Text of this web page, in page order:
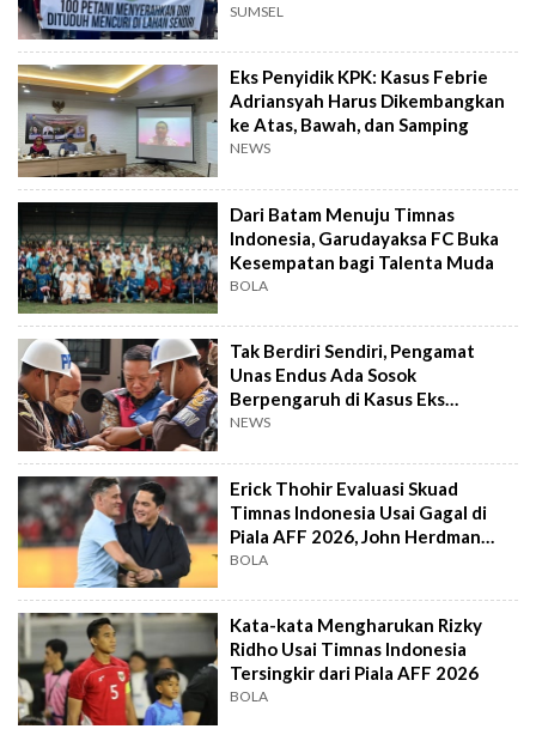
SUMSEL
Eks Penyidik KPK: Kasus Febrie
Adriansyah Harus Dikembangkan
ke Atas, Bawah, dan Samping
NEWS
Dari Batam Menuju Timnas
Indonesia, Garudayaksa FC Buka
Kesempatan bagi Talenta Muda
BOLA
Tak Berdiri Sendiri, Pengamat
Unas Endus Ada Sosok
Berpengaruh di Kasus Eks
Jampidsus
NEWS
Erick Thohir Evaluasi Skuad
Timnas Indonesia Usai Gagal di
Piala AFF 2026, John Herdman
Out?
BOLA
Kata-kata Mengharukan Rizky
Ridho Usai Timnas Indonesia
Tersingkir dari Piala AFF 2026
BOLA